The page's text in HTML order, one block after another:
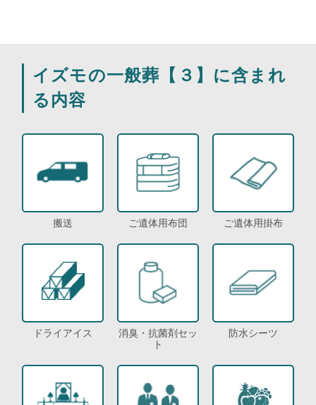
イズモの一般葬【３】に含まれ
る内容
搬送 ご遺体用布団 ご遺体用掛布
ドライアイス
消臭・抗菌剤セッ
ト
防水シーツ